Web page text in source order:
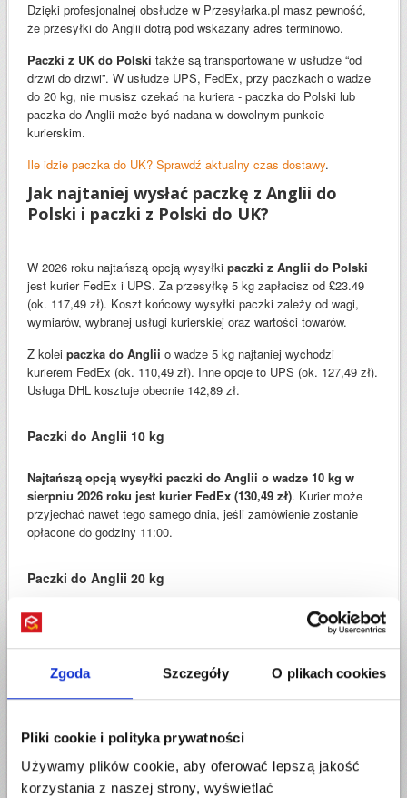
Zgoda Szczegóły O plikach cookies
Pliki cookie i polityka prywatności
Używamy plików cookie, aby oferować lepszą jakość
korzystania z naszej strony, wyświetlać
Dzięki profesjonalnej obsłudze w Przesyłarka.pl masz pewność,
że przesyłki do Anglii dotrą pod wskazany adres terminowo.
Paczki z UK do Polski także są transportowane w usłudze “od
drzwi do drzwi”. W usłudze UPS, FedEx, przy paczkach o wadze
do 20 kg, nie musisz czekać na kuriera - paczka do Polski lub
paczka do Anglii może być nadana w dowolnym punkcie
kurierskim.
Ile idzie paczka do UK? Sprawdź aktualny czas dostawy.
Jak najtaniej wysłać paczkę z Anglii do
Polski i paczki z Polski do UK?
W 2026 roku najtańszą opcją wysyłki paczki z Anglii do Polski
jest kurier FedEx i UPS. Za przesyłkę 5 kg zapłacisz od £23.49
(ok. 117,49 zł). Koszt końcowy wysyłki paczki zależy od wagi,
wymiarów, wybranej usługi kurierskiej oraz wartości towarów.
Z kolei paczka do Anglii o wadze 5 kg najtaniej wychodzi
kurierem FedEx (ok. 110,49 zł). Inne opcje to UPS (ok. 127,49 zł).
Usługa DHL kosztuje obecnie 142,89 zł.
Paczki do Anglii 10 kg
Najtańszą opcją wysyłki paczki do Anglii o wadze 10 kg w
sierpniu 2026 roku jest kurier FedEx (130,49 zł). Kurier może
przyjechać nawet tego samego dnia, jeśli zamówienie zostanie
opłacone do godziny 11:00.
Paczki do Anglii 20 kg
Najtańszym kurierem do UK, który przetransportuje paczkę o
wadze 20 kg jest UPS (173,49 zł) i FedEx (174,89 zł).
Na drugim
nadania paczki do UK tego samego dnia. Usługa wysyłki paczki
paczkę jeszcze tego samego dnia.
Paczki do Anglii 30 kg